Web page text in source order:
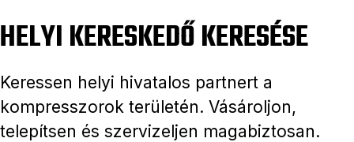
HELYI KERESKEDŐ KERESÉSE
Keressen helyi hivatalos partnert a
kompresszorok területén. Vásároljon,
telepítsen és szervizeljen magabiztosan.